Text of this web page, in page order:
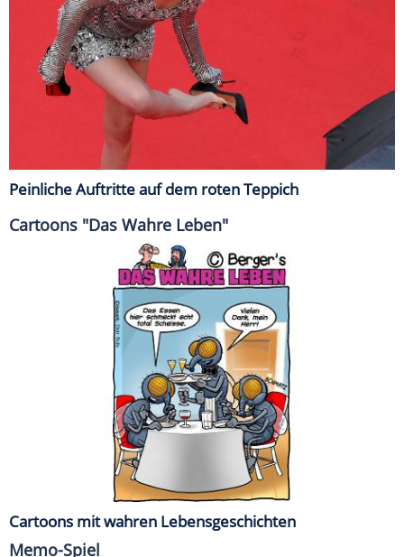
Peinliche Auftritte auf dem roten Teppich
Cartoons "Das Wahre Leben"
Cartoons mit wahren Lebensgeschichten
Memo-Spiel